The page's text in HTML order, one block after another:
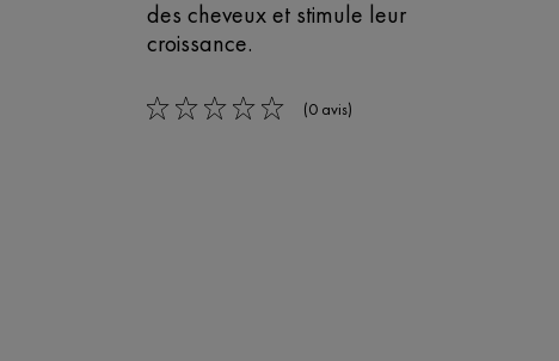
des cheveux et stimule leur
croissance.
0/5 (0 avis)